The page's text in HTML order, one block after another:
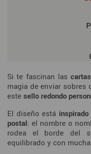
Si te fascinan las
magia de enviar sobres
este sello redondo
El diseño está
postal: el nombre o
rodea el borde del
equilibrado y con